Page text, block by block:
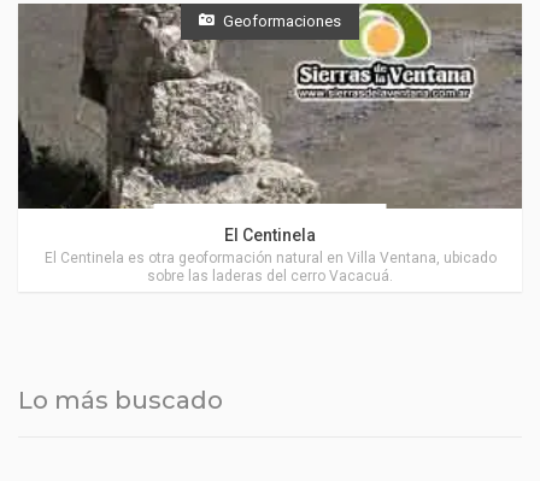
Geoformaciones
El Centinela
El Centinela es otra geoformación natural en Villa Ventana, ubicado
sobre las laderas del cerro Vacacuá.
Lo más buscado